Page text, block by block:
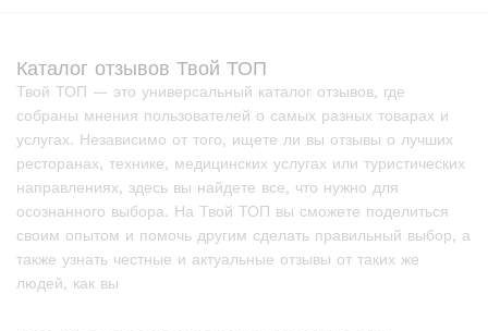
Каталог отзывов Твой ТОП
Твой ТОП — это универсальный каталог отзывов, где
собраны мнения пользователей о самых разных товарах и
услугах. Независимо от того, ищете ли вы отзывы о лучших
ресторанах, технике, медицинских услугах или туристических
направлениях, здесь вы найдете все, что нужно для
осознанного выбора. На Твой ТОП вы сможете поделиться
своим опытом и помочь другим сделать правильный выбор, а
также узнать честные и актуальные отзывы от таких же
людей, как вы